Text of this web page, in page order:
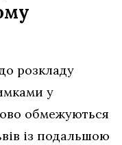
розкладу
у
обмежуються
із подальшою